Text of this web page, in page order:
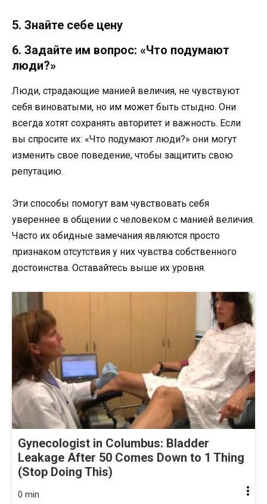
5. Знайте себе цену
6. Задайте им вопрос: «Что подумают
люди?»
Люди, страдающие манией величия, не чувствуют
себя виноватыми, но им может быть стыдно. Они
всегда хотят сохранять авторитет и важность. Если
вы спросите их: «Что подумают люди?» они могут
изменить свое поведение, чтобы защитить свою
репутацию.
Эти способы помогут вам чувствовать себя
увереннее в общении с человеком с манией величия.
Часто их обидные замечания являются просто
признаком отсутствия у них чувства собственного
достоинства. Оставайтесь выше их уровня.
Gynecologist in Columbus: Bladder
Leakage After 50 Comes Down to 1 Thing
(Stop Doing This)
0 min